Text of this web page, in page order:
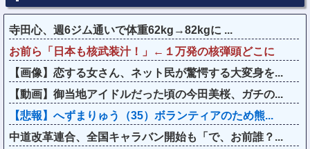
寺田心、週6ジム通いで体重62kg→82kgに ...
お前ら「日本も核武装汁！」←１万発の核弾頭どこに
【画像】恋する女さん、ネット民が驚愕する大変身を...
【動画】御当地アイドルだった頃の今田美桜、ガチの...
【悲報】へずまりゅう（35）ボランティアのため熊...
中道改革連合、全国キャラバン開始も「で、お前誰？...